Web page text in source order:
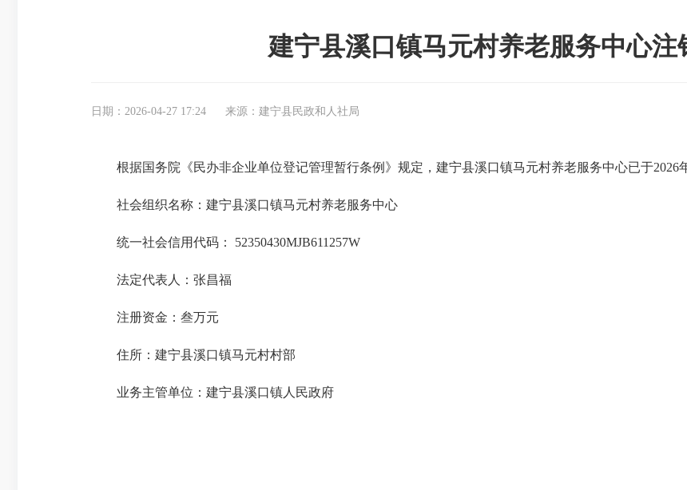
建宁县溪口镇马元村养老服务中心注
日期：2026-04-27 17:24 来源：建宁县民政和人社局
根据国务院《民办非企业单位登记管理暂行条例》规定，建宁县溪口镇马元村养老服务中心已于2026
社会组织名称：建宁县溪口镇马元村养老服务中心
统一社会信用代码： 52350430MJB611257W
法定代表人：张昌福
注册资金：叁万元
住所：建宁县溪口镇马元村村部
业务主管单位：建宁县溪口镇人民政府